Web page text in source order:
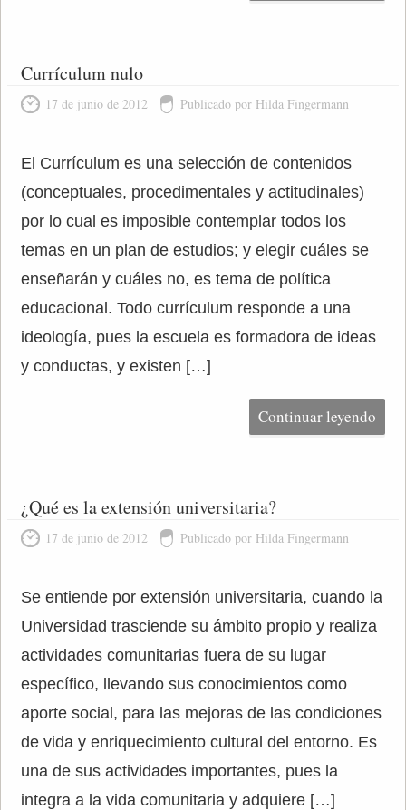
Currículum nulo
17 de junio de 2012 Publicado por Hilda Fingermann
El Currículum es una selección de contenidos
(conceptuales, procedimentales y actitudinales)
por lo cual es imposible contemplar todos los
temas en un plan de estudios; y elegir cuáles se
enseñarán y cuáles no, es tema de política
educacional. Todo currículum responde a una
ideología, pues la escuela es formadora de ideas
y conductas, y existen […]
Continuar leyendo
¿Qué es la extensión universitaria?
17 de junio de 2012 Publicado por Hilda Fingermann
Se entiende por extensión universitaria, cuando la
Universidad trasciende su ámbito propio y realiza
actividades comunitarias fuera de su lugar
específico, llevando sus conocimientos como
aporte social, para las mejoras de las condiciones
de vida y enriquecimiento cultural del entorno. Es
una de sus actividades importantes, pues la
integra a la vida comunitaria y adquiere […]